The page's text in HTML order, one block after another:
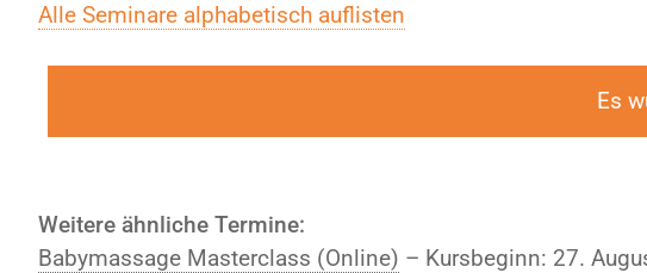
Alle Seminare alphabetisch auflisten
Es
Weitere ähnliche Termine:
Babymassage Masterclass (Online) – Kursbeginn: 27.